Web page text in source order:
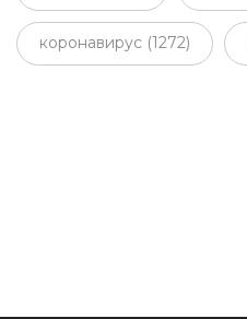
коронавирус (1272)